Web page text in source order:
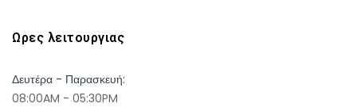
Ωρες λειτουργιας
Δευτέρα - Παρασκευή:
08:00AM - 05:30PM